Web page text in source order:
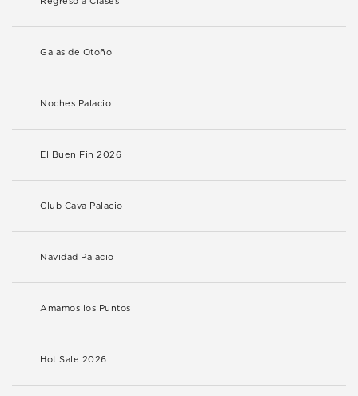
Galas de Otoño
Noches Palacio
El Buen Fin 2026
Club Cava Palacio
Navidad Palacio
Amamos los Puntos
Hot Sale 2026